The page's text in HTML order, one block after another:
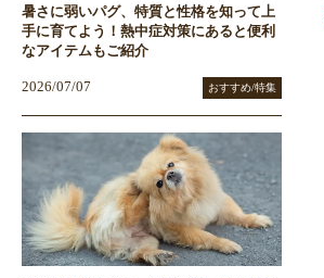
暑さに弱いパグ、特質と性格を知って上
手に育てよう！熱中症対策にあると便利
なアイテムもご紹介
2026/07/07 おすすめ/特集